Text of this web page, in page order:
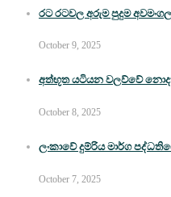
රට රටවල අරුම පුදුම අවමංගල
October 9, 2025
අත්භූත යටියන වලව්වේ
October 8, 2025
ලංකාවේ දුම්රිය මාර්ග
October 7, 2025